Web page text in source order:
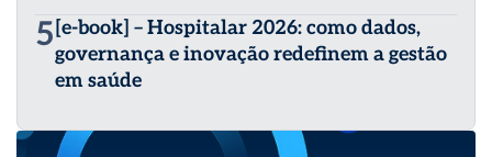
5 [e-book] – Hospitalar 2026: como dados,
governança e inovação redefinem a gestão
em saúde